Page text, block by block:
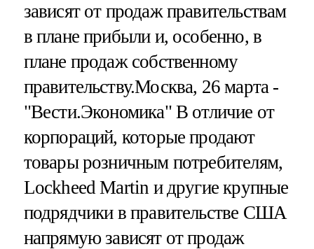
зависят от продаж правительствам
в плане прибыли и, особенно, в
плане продаж собственному
правительству.Москва, 26 марта -
"Вести.Экономика" В отличие от
корпораций, которые продают
товары розничным потребителям,
Lockheed Martin и другие крупные
подрядчики в правительстве США
напрямую зависят от продаж